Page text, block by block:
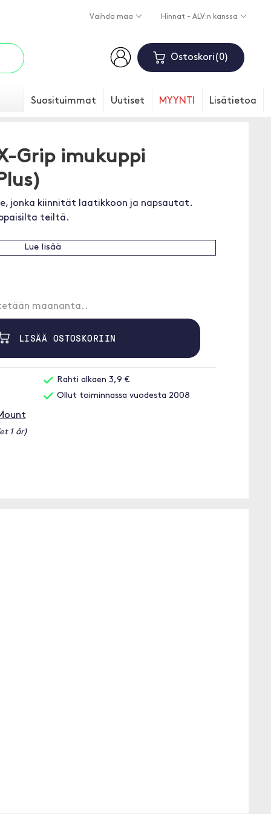
Vaihda maa Hinnat - ALV:n kanssa
Ostoskori 0
Suosituimmat Uutiset MYYNTI Lisätietoa
Grip imukuppi
jonka kiinnität laatikkoon ja napsautat.
teiltä.
Lue lisää
maananta..
LISÄÄ OSTOSKORIIN
Rahti alkaen 3,9 €
Ollut toiminnassa vuodesta 2008
1 år)